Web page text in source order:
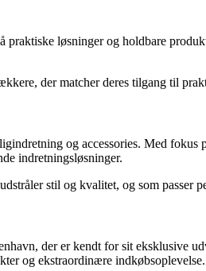
praktiske løsninger og holdbare
der matcher deres tilgang til
og accessories. Med
indretningsløsninger.
stil og kvalitet, og som passer
der er kendt for sit eksklusive
og ekstraordinære indkøbsoplevelse.